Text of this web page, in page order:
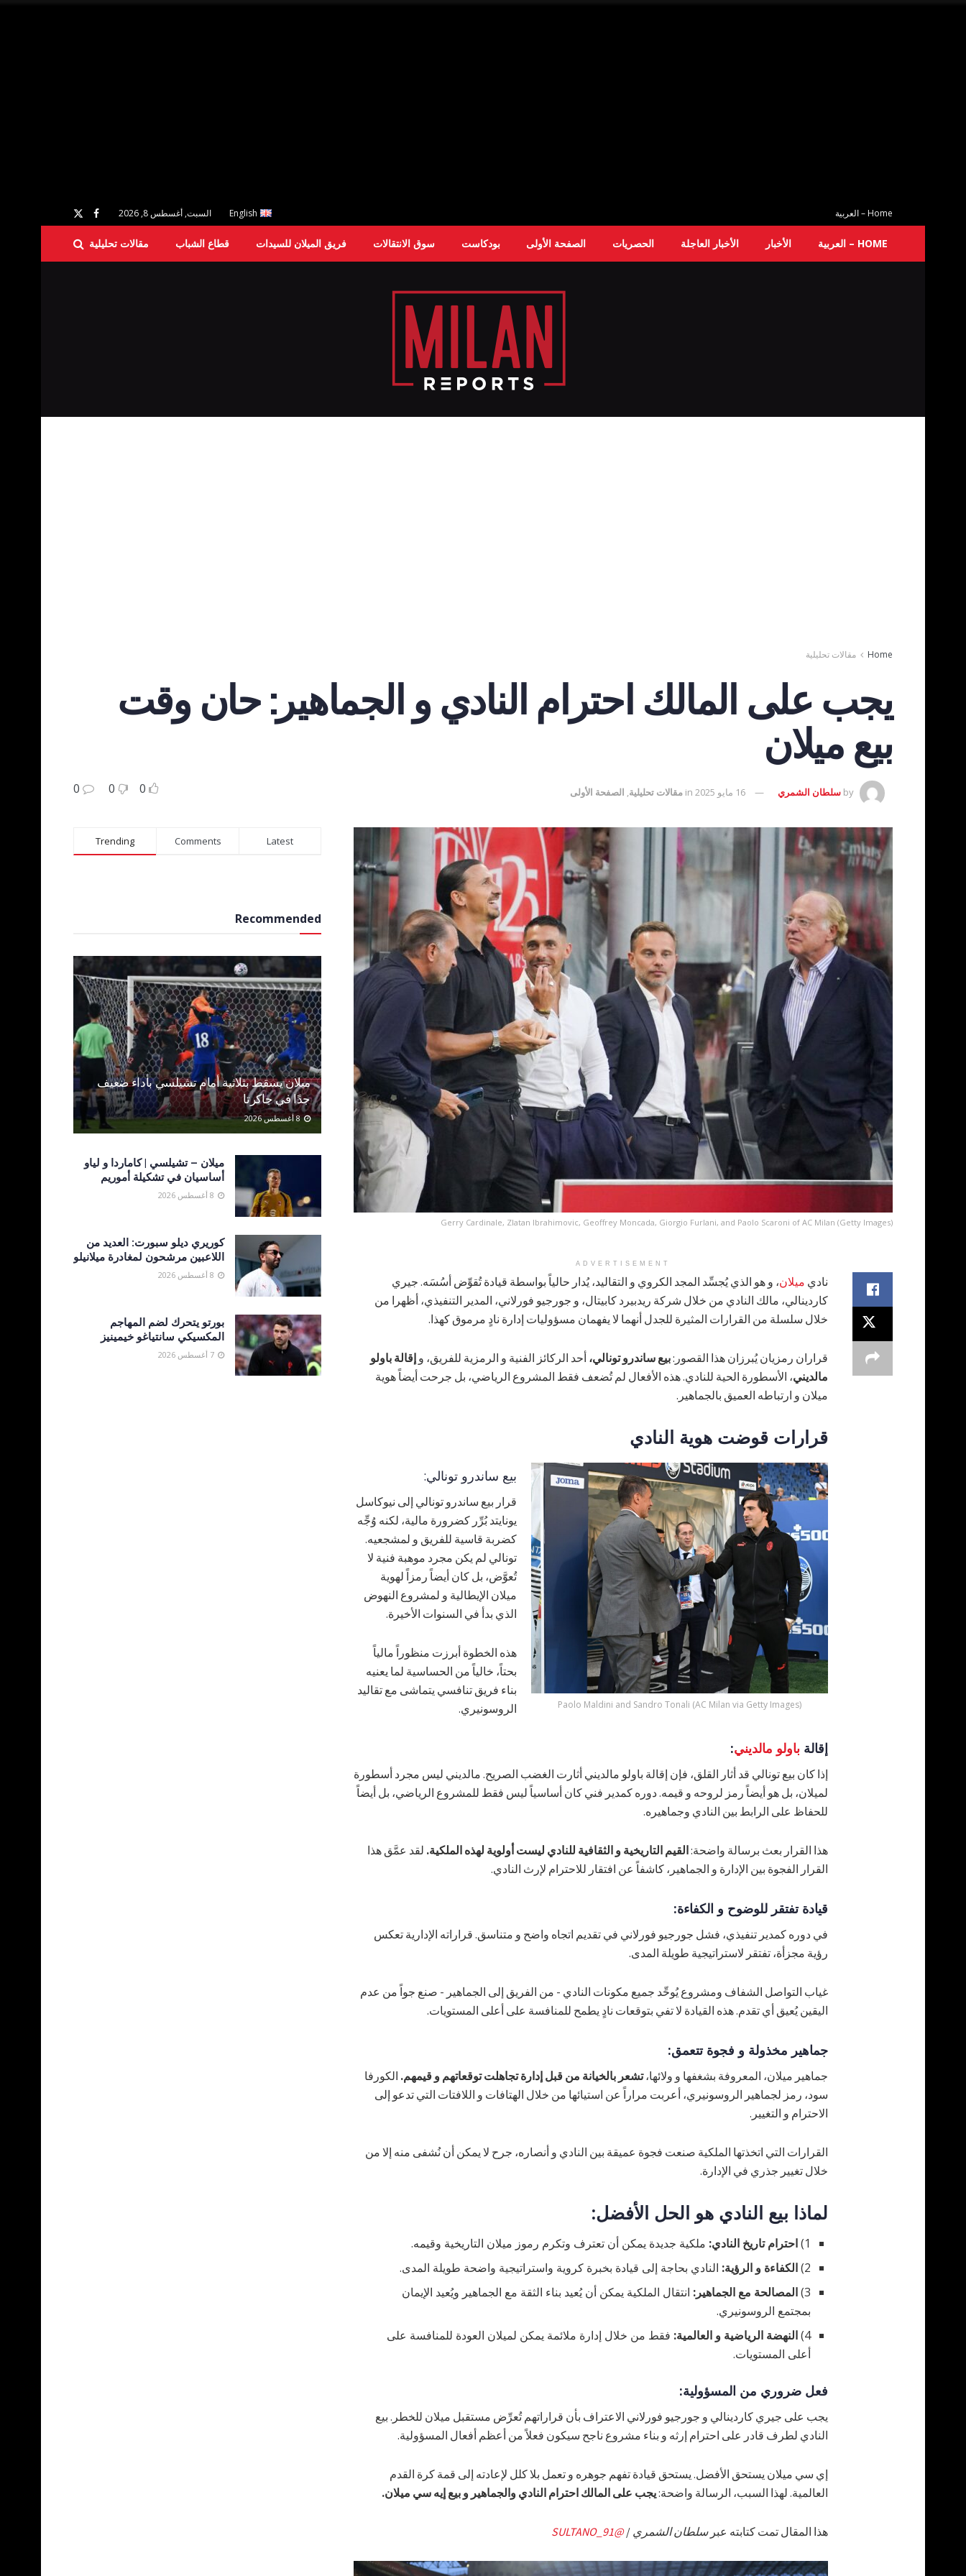
Home – العربية English السبت, أغسطس 8, 2026
HOME – العربية الأخبار الأخبار العاجلة الحصريات الصفحة الأولى بودكاست سوق الانتقالات فريق الميلان للسيدات قطاع الشباب مقالات تحليلية
Home مقالات تحليلية
يجب على المالك احترام النادي و الجماهير: حان وقت
بيع ميلان
by سلطان الشمري 16 مايو 2025 in مقالات تحليلية, الصفحة الأولى 0
0
Gerry Cardinale, Zlatan Ibrahimovic, Geoffrey Moncada, Giorgio Furlani, and Paolo Scaroni of AC Milan (Getty Images)
ADVERTISEMENT
نادي ميلان، و هو الذي يُجسِّد المجد الكروي و التقاليد، يُدار حالياً بواسطة قيادة تُقوِّض أسُسَه. جيري
كاردينالي، مالك النادي من خلال شركة ريدبيرد كابيتال، و جورجيو فورلاني، المدير التنفيذي، أظهرا من
خلال سلسلة من القرارات المثيرة للجدل أنهما لا يفهمان مسؤوليات إدارة نادٍ مرموق كهذا.
قراران رمزيان يُبرزان هذا القصور:بيع ساندرو تونالي، أحد الركائز الفنية و الرمزية للفريق، و إقالة باولو
مالديني، الأسطورة الحية للنادي. هذه الأفعال لم تُضعف فقط المشروع الرياضي، بل جرحت أيضاً هوية
ميلان و ارتباطه العميق بالجماهير.
قرارات قوضت هوية النادي
Paolo Maldini and Sandro Tonali (AC Milan via Getty Images)
بيع ساندرو تونالي:
قرار بيع ساندرو تونالي إلى نيوكاسل
يونايتد بُرِّر كضرورة مالية، لكنه وُجِّه
كضربة قاسية للفريق و لمشجعيه.
تونالي لم يكن مجرد موهبة فنية لا
تُعوَّض، بل كان أيضاً رمزاً لهوية
ميلان الإيطالية و لمشروع النهوض
الذي بدأ في السنوات الأخيرة.
هذه الخطوة أبرزت منظوراً مالياً
بحتاً، خالياً من الحساسية لما يعنيه
بناء فريق تنافسي يتماشى مع تقاليد
الروسونيري.
إقالة باولو مالديني:
إذا كان بيع تونالي قد أثار القلق، فإن إقالة باولو مالديني أثارت الغضب الصريح. مالديني ليس مجرد أسطورة
لميلان، بل هو أيضاً رمز لروحه و قيمه. دوره كمدير فني كان أساسياً ليس فقط للمشروع الرياضي، بل أيضاً
للحفاظ على الرابط بين النادي وجماهيره.
هذا القرار بعث برسالة واضحة:القيم التاريخية و الثقافية للنادي ليست أولوية لهذه الملكية. لقد عمَّق هذا
القرار الفجوة بين الإدارة و الجماهير، كاشفاً عن افتقار للاحترام لإرث النادي.
قيادة تفتقر للوضوح و الكفاءة:
في دوره كمدير تنفيذي، فشل جورجيو فورلاني في تقديم اتجاه واضح و متناسق. قراراته الإدارية تعكس
رؤية مجزأة، تفتقر لاستراتيجية طويلة المدى.
غياب التواصل الشفاف ومشروع يُوحِّد جميع مكونات النادي - من الفريق إلى الجماهير - صنع جواً من عدم
اليقين يُعيق أي تقدم. هذه القيادة لا تفي بتوقعات نادٍ يطمح للمنافسة على أعلى المستويات.
جماهير مخذولة و فجوة تتعمق:
جماهير ميلان، المعروفة بشغفها و ولائها،تشعر بالخيانة من قبل إدارة تجاهلت توقعاتهم و قيمهم. الكورفا
سود، رمز لجماهير الروسونيري، أعربت مراراً عن استيائها من خلال الهتافات و اللافتات التي تدعو إلى
الاحترام و التغيير.
القرارات التي اتخذتها الملكية صنعت فجوة عميقة بين النادي و أنصاره، جرح لا يمكن أن نُشفى منه إلا من
خلال تغيير جذري في الإدارة.
لماذا بيع النادي هو الحل الأفضل:
1) احترام تاريخ النادي: ملكية جديدة يمكن أن تعترف وتكرم رموز ميلان التاريخية وقيمه.
2) الكفاءة و الرؤية: النادي بحاجة إلى قيادة بخبرة كروية واستراتيجية واضحة طويلة المدى.
3) المصالحة مع الجماهير: انتقال الملكية يمكن أن يُعيد بناء الثقة مع الجماهير ويُعيد الإيمان
بمجتمع الروسونيري.
4) النهضة الرياضية و العالمية: فقط من خلال إدارة ملائمة يمكن لميلان العودة للمنافسة على
أعلى المستويات.
فعل ضروري من المسؤولية:
يجب على جيري كاردينالي و جورجيو فورلاني الاعتراف بأن قراراتهم تُعرِّض مستقبل ميلان للخطر. بيع
النادي لطرف قادر على احترام إرثه و بناء مشروع ناجح سيكون فعلاً من أعظم أفعال المسؤولية.
إي سي ميلان يستحق الأفضل. يستحق قيادة تفهم جوهره و تعمل بلا كلل لإعادته إلى قمة كرة القدم
العالمية. لهذا السبب، الرسالة واضحة:يجب على المالك احترام النادي والجماهير و بيع إيه سي ميلان.
هذا المقال تمت كتابته عبرسلطان الشمري /
@SULTANO_91
Trending Comments Latest
Recommended
ميلان يسقط بثلاثية أمام تشيلسي بأداء ضعيف
جدًا في جاكرتا
8 أغسطس 2026
ميلان – تشيلسي | كاماردا و لياو
أساسيان في تشكيلة أموريم
كوريري ديلو سبورت: العديد من
اللاعبين مرشحون لمغادرة ميلانيلو
بورتو يتحرك لضم المهاجم
المكسيكي سانتياغو خيمينيز